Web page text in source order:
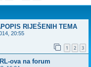
ž
RIJEŠENIH TEMA
20:55
1 2 3
ova na forum